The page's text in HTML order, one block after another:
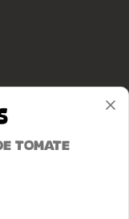
tomate